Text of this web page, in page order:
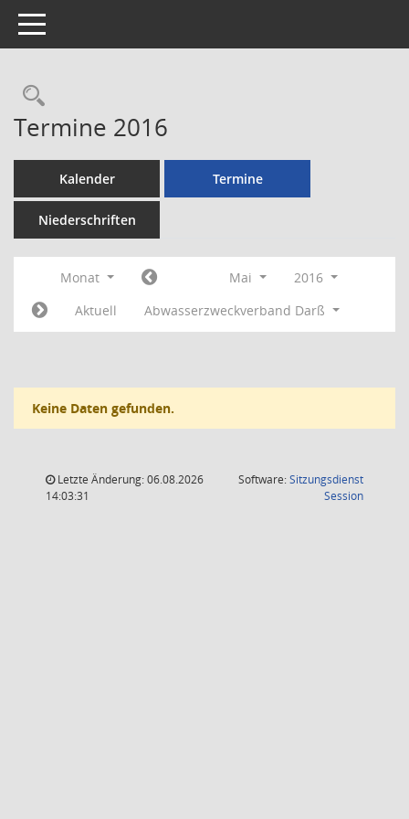
Toggle navigation
Rechercheauswahl
Termine 2016
Kalender Termine
Niederschriften
Monat Mai
2016
Aktuell
Abwasserzweckverband Darß
Keine Daten gefunden.
Letzte Änderung: 06.08.2026
14:03:31
Software:Sitzungsdienst
Session(Wird in